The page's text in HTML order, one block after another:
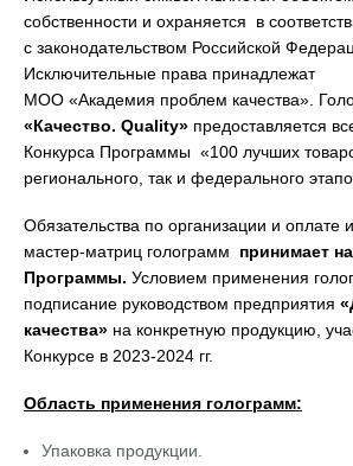
собственности и охраняется в
с законодательством Российской
Исключительные права принадлежат
МОО «Академия проблем качества».
«Качество. Quality» предоставляется
Конкурса Программы «100 лучших
регионального, так и федерального
Обязательства по организации и оплате
мастер-матриц голограмм принимает
Программы. Условием применения
подписание руководством предприятия
качества» на конкретную продукцию,
Конкурсе в 2023-2024 гг.
Область применения голограмм:
Упаковка продукции.